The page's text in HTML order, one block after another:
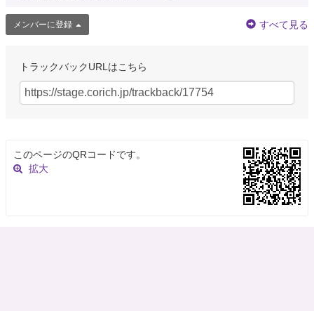
メンバーに登録 すべて見る
トラックバックURLはこちら
このページのQRコードです。
拡大